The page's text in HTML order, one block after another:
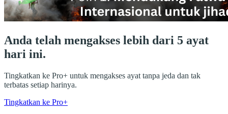
Anda telah mengakses lebih dari 5 ayat
hari ini.
Tingkatkan ke Pro+ untuk mengakses ayat tanpa jeda dan tak
terbatas setiap harinya.
Tingkatkan ke Pro+